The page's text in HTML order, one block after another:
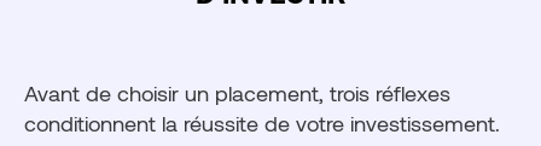
Avant de choisir un placement, trois réflexes
conditionnent la réussite de votre investissement.